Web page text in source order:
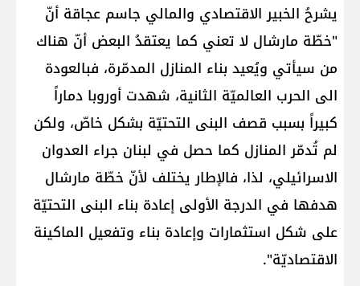
يشرحُ الخبير الاقتصادي والمالي جاسم عجاقة أنّ
"خطّة مارشال لا تعني كما يعتقدُ البعض أنّ هناك
من سيأتي ويُعيد بناء المنازل المدمّرة، فبالعودة
الى الحرب العالميّة الثانية، شهدت أوروبا دماراً
كبيراً بسبب قصف البنى التحتيّة بشكل خاصّ، ولكن
لم تُدمّر المنازل كما حصل في لبنان جراء العدوان
الاسرائيلي، لذا، فالإطار يختلف لأنّ خطّة مارشال
هدفها في الدرجة الأولى إعادة بناء البنى التحتيّة
على شكل استثمارات وإعادة بناء وتفعيل الماكينة
الاقتصاديّة".